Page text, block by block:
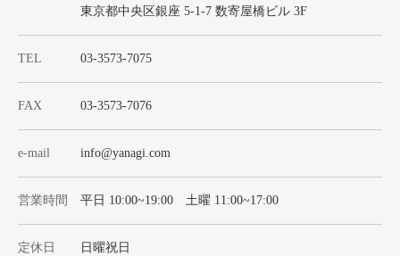
東京都中央区銀座 5-1-7 数寄屋橋ビル 3F
TEL 03-3573-7075
FAX 03-3573-7076
e-mail info@yanagi.com
営業時間 平日 10:00~19:00 土曜 11:00~17:00
定休日 日曜祝日